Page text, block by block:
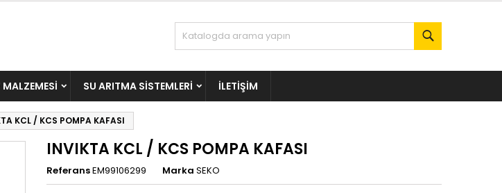
SU ARITMA SISTEMLERI İLETIŞIM
KCL / KCS POMPA KAFASI
INVIKTA KCL / KCS POMPA KAFASI
ReferansEM99106299 Marka SEKO